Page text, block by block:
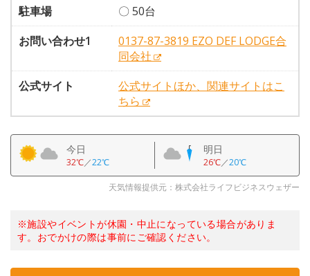
駐車場
〇 50台
お問い合わせ1
0137-87-3819 EZO DEF LODGE合
同会社
公式サイト
公式サイトほか、関連サイトはこ
ちら
今日
32℃／22℃
明日
26℃／20℃
天気情報提供元：株式会社ライフビジネスウェザー
※施設やイベントが休園・中止になっている場合がありま
す。おでかけの際は事前にご確認ください。